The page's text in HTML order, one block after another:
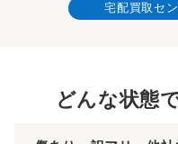
宅配買取セ
どんな状態